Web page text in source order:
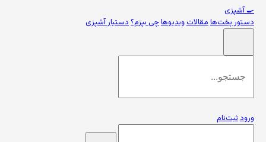
🍳آشپزی
دستور پخت‌هامقالاتویدیوهاچی بپزم؟دستیار آشپزی
ورودثبت‌نام